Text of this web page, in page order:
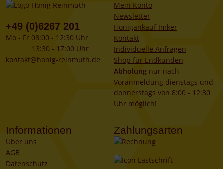
+49 (0)6267 201
Mo - Fr 08:00 - 12:30 Uhr
13:30 - 17:00 Uhr
kontakt@honig-reinmuth.de
Mein Konto
Newsletter
Honigankauf Imker
Kontakt
Individuelle Anfragen
Shop für Endkunden
Abholung nur nach
Voranmeldung dienstags und
donnerstags von 8:00 - 12:30
Uhr möglich!
Informationen
Über uns
AGB
Datenschutz
Zahlungsarten